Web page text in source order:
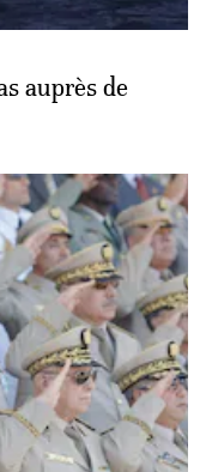
auprès de